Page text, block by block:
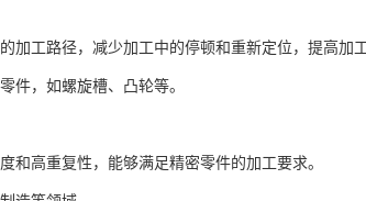
加工路径，减少加工中的停顿和重新定位，提高加
，如螺旋槽、凸轮等。
高重复性，能够满足精密零件的加工要求。